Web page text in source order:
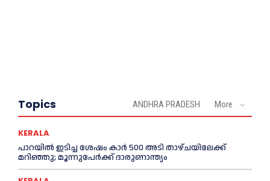
Topics ANDHRA PRADESH More
KERALA
പാറയിൽ ഇടിച്ച ശേഷം കാർ 500 അടി താഴ്ചയിലേക്ക്
മറിഞ്ഞു; മൂന്നുപേർക്ക് ദാരുണാന്ത്യം